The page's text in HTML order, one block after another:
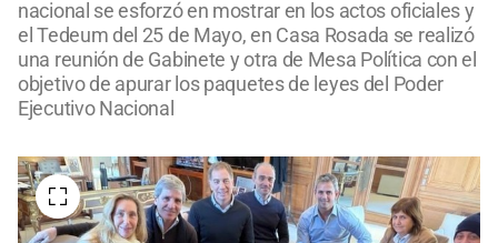
nacional se esforzó en mostrar en los actos oficiales y
el Tedeum del 25 de Mayo, en Casa Rosada se realizó
una reunión de Gabinete y otra de Mesa Política con el
objetivo de apurar los paquetes de leyes del Poder
Ejecutivo Nacional